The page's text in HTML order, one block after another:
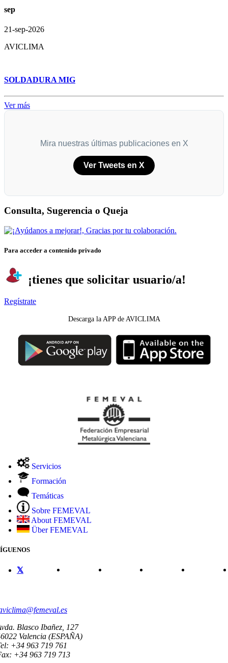
sep
21-sep-2026
AVICLIMA
SOLDADURA MIG
Ver más
Mira nuestras últimas publicaciones en X
Ver Tweets en X
Consulta, Sugerencia o Queja
Para acceder a contenido privado
¡tienes que solicitar usuario/a!
Regístrate
Descarga la APP de AVICLIMA
Servicios
Formación
Temáticas
Sobre FEMEVAL
About FEMEVAL
Über FEMEVAL
Blasco Ibañez, 127
Valencia (ESPAÑA)
+34 963 719 761
+34 963 719 713